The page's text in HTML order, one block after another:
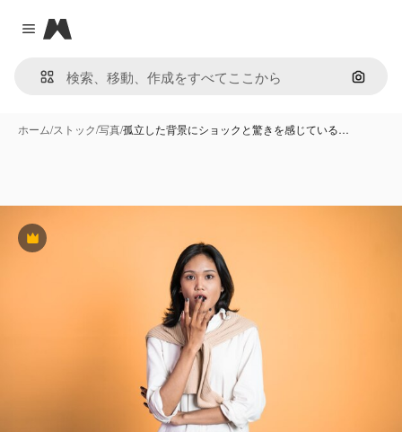
Close menu
Magnific
画像で
ホーム/ストック/写真/孤立した背景にショックと驚きを感じている…
Premium